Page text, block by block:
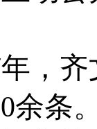
， 齐
余条